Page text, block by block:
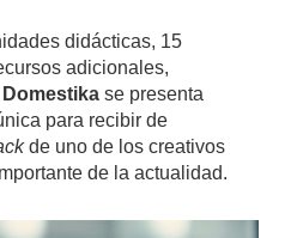
didácticas, 15
adicionales,
se presenta
para recibir de
de uno de los creativos
de la actualidad.